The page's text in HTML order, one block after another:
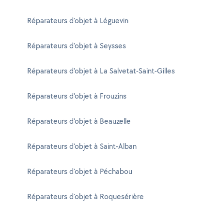
Réparateurs d'objet à Léguevin
Réparateurs d'objet à Seysses
Réparateurs d'objet à La Salvetat-Saint-Gilles
Réparateurs d'objet à Frouzins
Réparateurs d'objet à Beauzelle
Réparateurs d'objet à Saint-Alban
Réparateurs d'objet à Péchabou
Réparateurs d'objet à Roquesérière